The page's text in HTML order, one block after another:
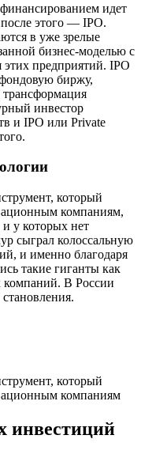
идет
этого — IPO.
в уже зрелые
бизнес-моделью с
предприятий. IPO
биржу,
инвестор
и IPO или Private
который
компаниям,
и у которых нет
сыграл колоссальную
и именно благодаря
такие гиганты как
компаний. В России
который
компаниям
инвестиций